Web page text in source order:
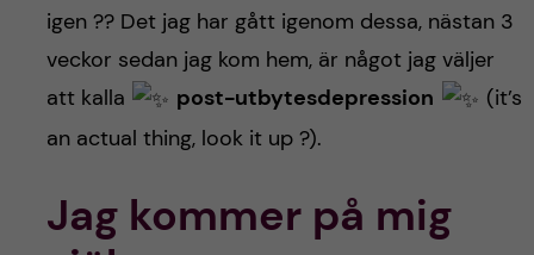
igen ?‍? Det jag har gått igenom dessa, nästan 3
veckor sedan jag kom hem, är något jag väljer
att kalla
post-utbytesdepression
(it’s
an actual thing, look it up ?).
Jag kommer på mig